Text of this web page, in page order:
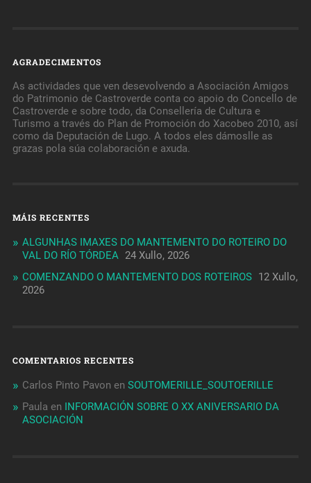
AGRADECIMENTOS
As actividades que ven desevolvendo a Asociación Amigos
do Patrimonio de Castroverde conta co apoio do Concello de
Castroverde e sobre todo, da Consellería de Cultura e
Turismo a través do Plan de Promoción do Xacobeo 2010, así
como da Deputación de Lugo. A todos eles dámoslle as
grazas pola súa colaboración e axuda.
MÁIS RECENTES
ALGUNHAS IMAXES DO MANTEMENTO DO ROTEIRO DO
VAL DO RÍO TÓRDEA 24 Xullo, 2026
COMENZANDO O MANTEMENTO DOS ROTEIROS 12 Xullo,
2026
COMENTARIOS RECENTES
Carlos Pinto Pavon en SOUTOMERILLE_SOUTOERILLE
Paula en INFORMACIÓN SOBRE O XX ANIVERSARIO DA
ASOCIACIÓN